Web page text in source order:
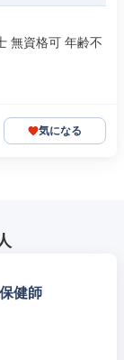
無資格可 年齢不
気になる
健師